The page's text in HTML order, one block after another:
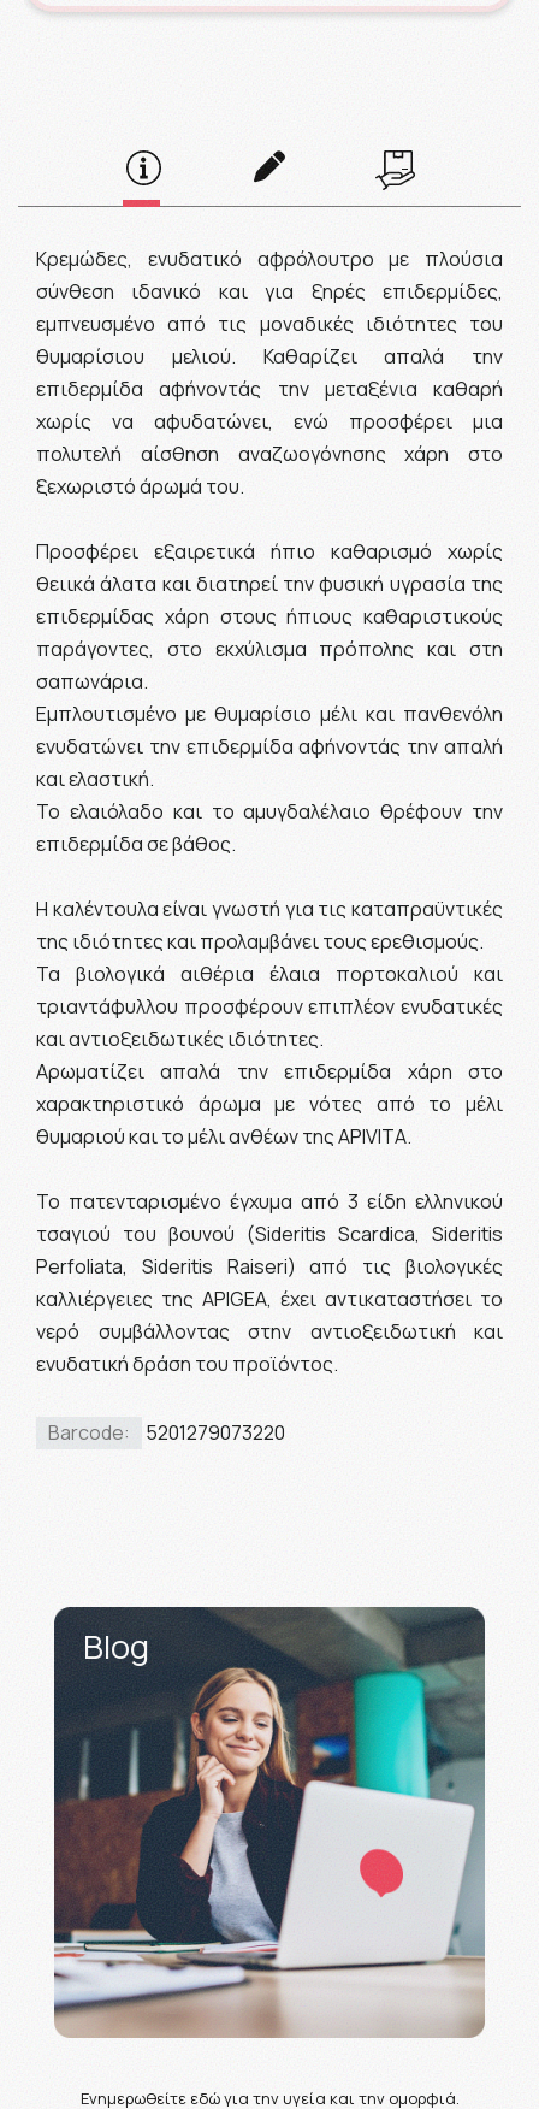
Κρεμώδες, ενυδατικό αφρόλουτρο με πλούσια
σύνθεση ιδανικό και για ξηρές επιδερμίδες,
εμπνευσμένο από τις μοναδικές ιδιότητες του
θυμαρίσιου μελιού. Καθαρίζει απαλά την
επιδερμίδα αφήνοντάς την μεταξένια καθαρή
χωρίς να αφυδατώνει, ενώ προσφέρει μια
πολυτελή αίσθηση αναζωογόνησης χάρη στο
ξεχωριστό άρωμά του.
Προσφέρει εξαιρετικά ήπιο καθαρισμό χωρίς
θειικά άλατα και διατηρεί την φυσική υγρασία της
επιδερμίδας χάρη στους ήπιους καθαριστικούς
παράγοντες, στο εκχύλισμα πρόπολης και στη
σαπωνάρια.
Εμπλουτισμένο με θυμαρίσιο μέλι και πανθενόλη
ενυδατώνει την επιδερμίδα αφήνοντάς την απαλή
και ελαστική.
Το ελαιόλαδο και το αμυγδαλέλαιο θρέφουν την
επιδερμίδα σε βάθος.
Η καλέντουλα είναι γνωστή για τις καταπραϋντικές
της ιδιότητες και προλαμβάνει τους ερεθισμούς.
Τα βιολογικά αιθέρια έλαια πορτοκαλιού και
τριαντάφυλλου προσφέρουν επιπλέον ενυδατικές
και αντιοξειδωτικές ιδιότητες.
Αρωματίζει απαλά την επιδερμίδα χάρη στο
χαρακτηριστικό άρωμα με νότες από το μέλι
θυμαριού και το μέλι ανθέων της APIVITA.
Το πατενταρισμένο έγχυμα από 3 είδη ελληνικού
τσαγιού του βουνού (Sideritis Scardica, Sideritis
Perfoliata, Sideritis Raiseri) από τις βιολογικές
καλλιέργειες της APIGEA, έχει αντικαταστήσει το
νερό συμβάλλοντας στην αντιοξειδωτική και
ενυδατική δράση του προϊόντος.
Barcode: 5201279073220
Blog
Ενημερωθείτε εδώ για την υγεία και την ομορφιά.